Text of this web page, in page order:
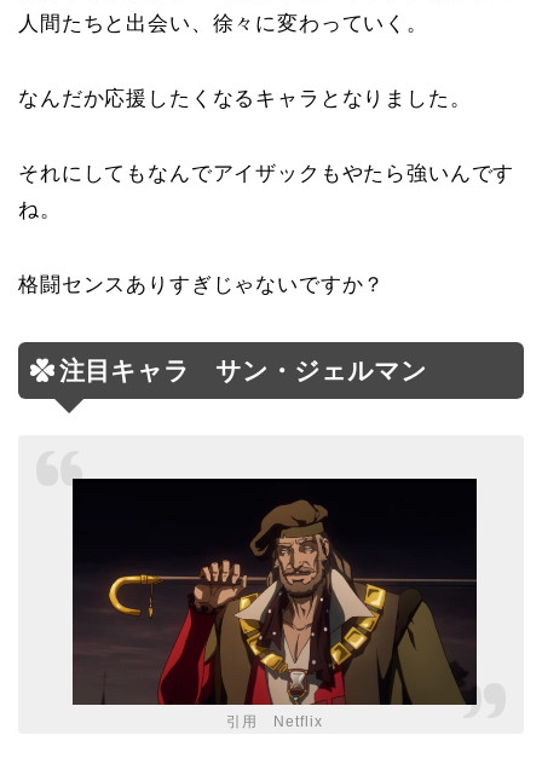
人間たちと出会い、徐々に変わっていく。
なんだか応援したくなるキャラとなりました。
それにしてもなんでアイザックもやたら強いんです
ね。
格闘センスありすぎじゃないですか？
注目キャラ サン・ジェルマン
引用 Netflix